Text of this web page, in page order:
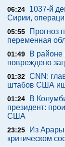
06:24
1037-й
Сирии,
05:55
Прогноз
переменная
01:49
В районе
повреждено
01:32 CNN:
штабов США
01:24
В
президент:
США
23:25
Из
критическом